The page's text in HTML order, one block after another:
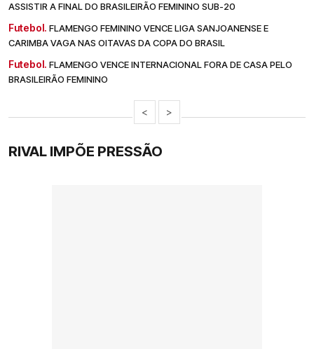
ASSISTIR A FINAL DO BRASILEIRÃO FEMININO SUB-20
Futebol. FLAMENGO FEMININO VENCE LIGA SANJOANENSE E
CARIMBA VAGA NAS OITAVAS DA COPA DO BRASIL
Futebol. FLAMENGO VENCE INTERNACIONAL FORA DE CASA PELO
BRASILEIRÃO FEMININO
< >
RIVAL IMPÕE PRESSÃO